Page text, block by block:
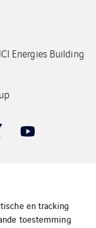
Energies Building
en tracking
toestemming